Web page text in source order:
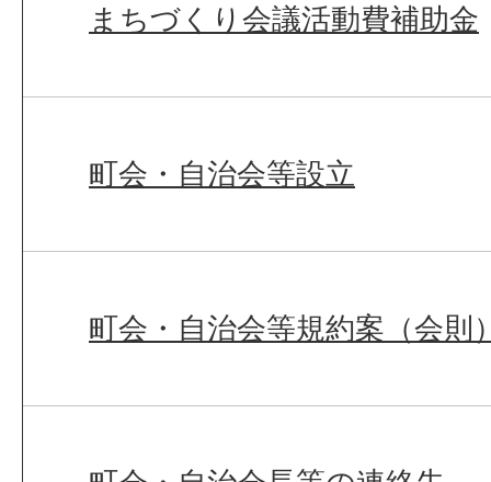
まちづくり会議活動費補助金
町会・自治会等設立
町会・自治会等規約案（会則